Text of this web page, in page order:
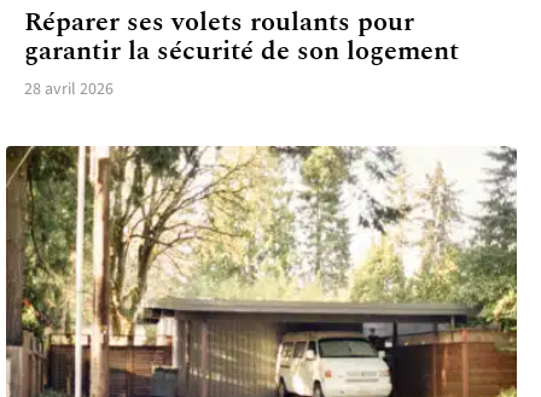
Réparer ses volets roulants pour
garantir la sécurité de son logement
28 avril 2026